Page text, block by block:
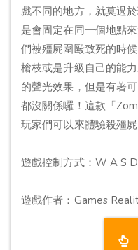
戲不同的地方，就莫過
是會固定在同一個地點
們被殭屍圍毆致死的時
槍枝或是升級自己的能
的聲光效果，但是有著
都沒關係囉！這款「
玩家們可以來體驗殺殭
遊戲控制方式：W A S
遊戲作者：Games